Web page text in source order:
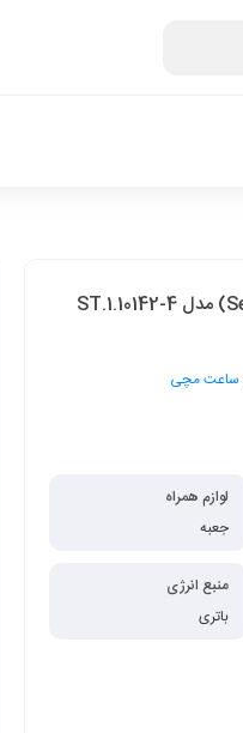
ساعت مچی
لوازم همراه
جعبه
منبع انرژی
باتری